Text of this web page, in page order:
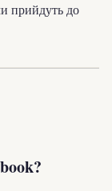
прийдуть до